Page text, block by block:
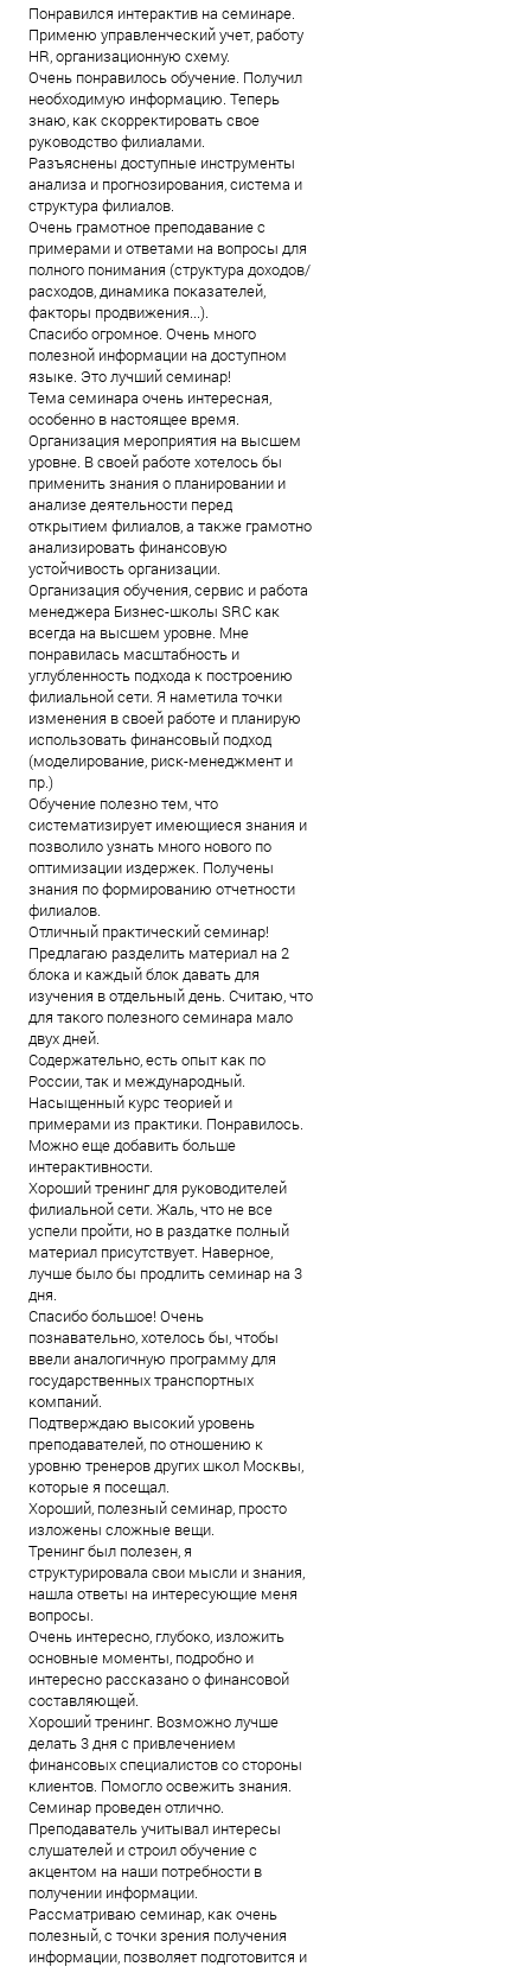
Понравился интерактив на семинаре.
Применю управленческий учет, работу
HR, организационную схему.
Очень понравилось обучение. Получил
необходимую информацию. Теперь
знаю, как скорректировать свое
руководство филиалами.
Разъяснены доступные инструменты
анализа и прогнозирования, система и
структура филиалов.
Очень грамотное преподавание с
примерами и ответами на вопросы для
полного понимания (структура доходов/
расходов, динамика показателей,
факторы продвижения...).
Спасибо огромное. Очень много
полезной информации на доступном
языке. Это лучший семинар!
Тема семинара очень интересная,
особенно в настоящее время.
Организация мероприятия на высшем
уровне. В своей работе хотелось бы
применить знания о планировании и
анализе деятельности перед
открытием филиалов, а также грамотно
анализировать финансовую
устойчивость организации.
Организация обучения, сервис и работа
менеджера Бизнес-школы SRC как
всегда на высшем уровне. Мне
понравилась масштабность и
углубленность подхода к построению
филиальной сети. Я наметила точки
изменения в своей работе и планирую
использовать финансовый подход
(моделирование, риск-менеджмент и
пр.)
Обучение полезно тем, что
систематизирует имеющиеся знания и
позволило узнать много нового по
оптимизации издержек. Получены
знания по формированию отчетности
филиалов.
Отличный практический семинар!
Предлагаю разделить материал на 2
блока и каждый блок давать для
изучения в отдельный день. Считаю, что
для такого полезного семинара мало
двух дней.
Содержательно, есть опыт как по
России, так и международный.
Насыщенный курс теорией и
примерами из практики. Понравилось.
Можно еще добавить больше
интерактивности.
Хороший тренинг для руководителей
филиальной сети. Жаль, что не все
успели пройти, но в раздатке полный
материал присутствует. Наверное,
лучше было бы продлить семинар на 3
дня.
Спасибо большое! Очень
познавательно, хотелось бы, чтобы
ввели аналогичную программу для
государственных транспортных
компаний.
Подтверждаю высокий уровень
преподавателей, по отношению к
уровню тренеров других школ Москвы,
которые я посещал.
Хороший, полезный семинар, просто
изложены сложные вещи.
Тренинг был полезен, я
структурировала свои мысли и знания,
нашла ответы на интересующие меня
вопросы.
Очень интересно, глубоко, изложить
основные моменты, подробно и
интересно рассказано о финансовой
составляющей.
Хороший тренинг. Возможно лучше
делать 3 дня с привлечением
финансовых специалистов со стороны
клиентов. Помогло освежить знания.
Семинар проведен отлично.
Преподаватель учитывал интересы
слушателей и строил обучение с
акцентом на наши потребности в
получении информации.
Рассматриваю семинар, как очень
полезный, с точки зрения получения
информации, позволяет подготовится и